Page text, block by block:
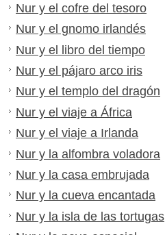
Nur y el cofre del tesoro
Nur y el gnomo irlandés
Nur y el libro del tiempo
Nur y el pájaro arco iris
Nur y el templo del dragón
Nur y el viaje a África
Nur y el viaje a Irlanda
Nur y la alfombra voladora
Nur y la casa embrujada
Nur y la cueva encantada
Nur y la isla de las tortugas